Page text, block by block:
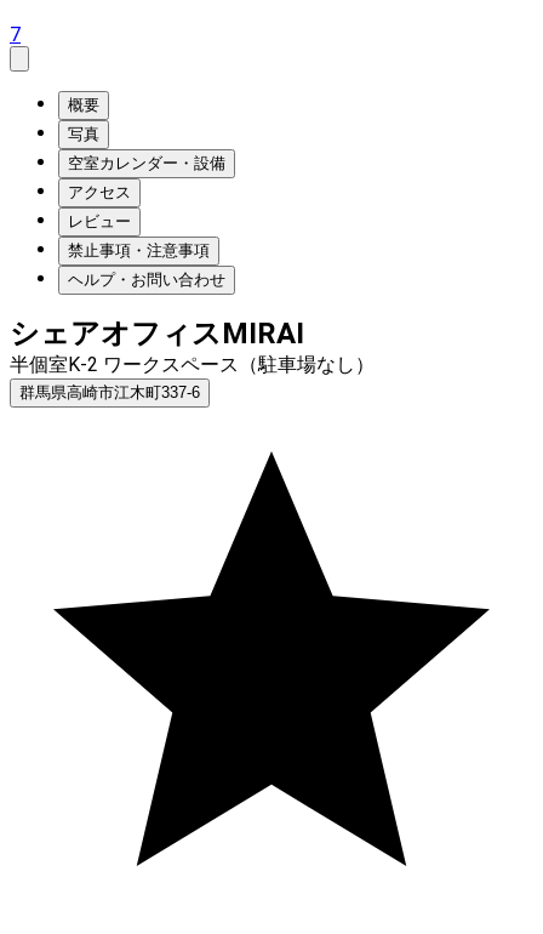
7
概要
写真
空室カレンダー・設備
アクセス
レビュー
禁止事項・注意事項
ヘルプ・お問い合わせ
シェアオフィスMIRAI
半個室K-2 ワークスペース（駐車場なし）
群馬県高崎市江木町337-6